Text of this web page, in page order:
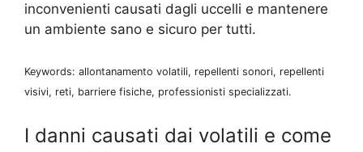
inconvenienti causati dagli uccelli e mantenere
un ambiente sano e sicuro per tutti.
Keywords: allontanamento volatili, repellenti sonori, repellenti
visivi, reti, barriere fisiche, professionisti specializzati.
I danni causati dai volatili e come